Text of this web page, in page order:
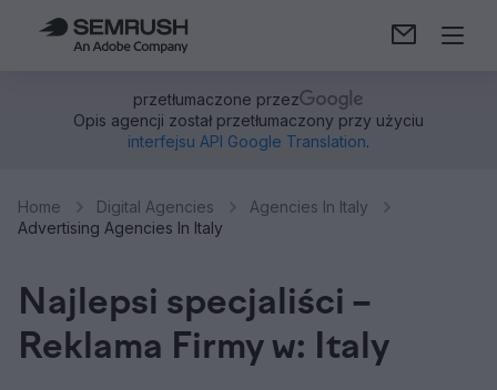
przetłumaczone przez
Opis agencji został przetłumaczony przy użyciu
interfejsu API Google Translation.
Home Digital Agencies
Agencies In Italy
Advertising Agencies In Italy
Najlepsi specjaliści –
Reklama Firmy w: Italy